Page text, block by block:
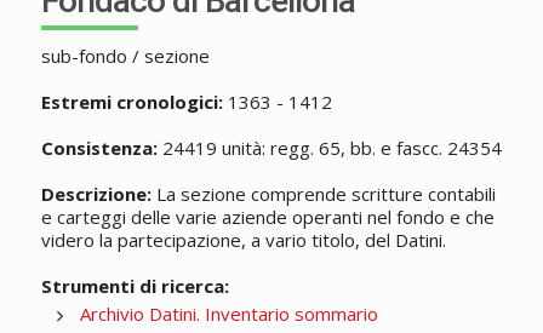
sub-fondo / sezione
Estremi cronologici:1363 - 1412
Consistenza:24419 unità: regg. 65, bb. e fascc. 24354
Descrizione:La sezione comprende scritture contabili
e carteggi delle varie aziende operanti nel fondo e che
videro la partecipazione, a vario titolo, del Datini.
Strumenti di ricerca:
Archivio Datini. Inventario sommario